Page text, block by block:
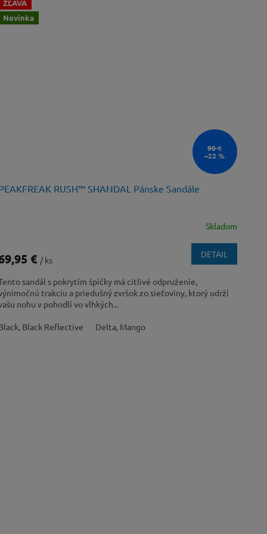
ZĽAVA
Novinka
90 €
–22 %
RUSH™ SHANDAL Pánske Sandále
Skladom
€ / ks
DETAIL
sandál s pokrytím špičky má citlivé odpruženie,
trakciu a priedušný zvršok zo sieťoviny, ktorý udrží
nohu v pohodlí vo vlhkých...
Black Reflective Delta, Mango